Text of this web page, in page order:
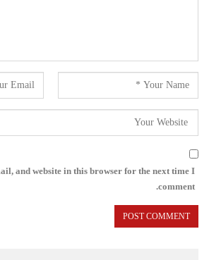
and website in this browser for the next time I
comment.